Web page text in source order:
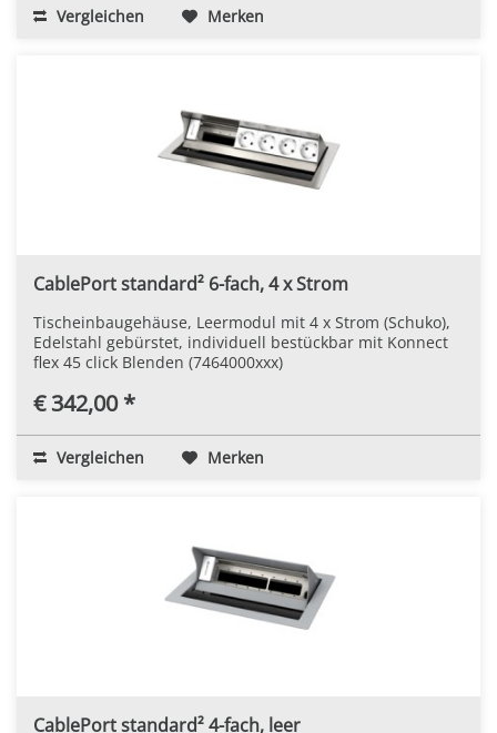
Vergleichen Merken
CablePort standard² 6-fach, 4 x Strom
Tischeinbaugehäuse, Leermodul mit 4 x Strom (Schuko),
Edelstahl gebürstet, individuell bestückbar mit Konnect
flex 45 click Blenden (7464000xxx)
€ 342,00 *
Vergleichen Merken
CablePort standard² 4-fach, leer